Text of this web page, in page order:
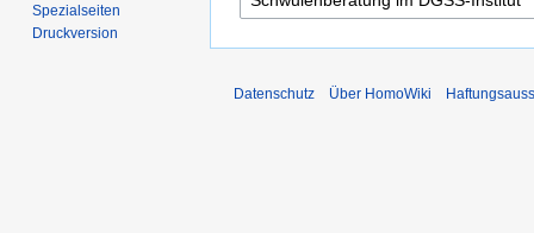
Spezialseiten
Druckversion
Datenschutz Über HomoWiki